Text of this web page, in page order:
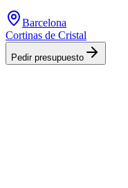
Barcelona
Cortinas de Cristal
Pedir presupuesto